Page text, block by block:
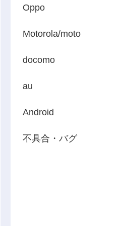
Oppo
Motorola/moto
docomo
au
Android
不具合・バグ